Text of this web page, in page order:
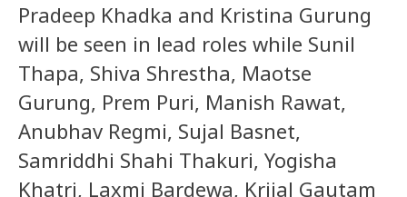
Pradeep Khadka and Kristina Gurung
will be seen in lead roles while Sunil
Thapa, Shiva Shrestha, Maotse
Gurung, Prem Puri, Manish Rawat,
Anubhav Regmi, Sujal Basnet,
Samriddhi Shahi Thakuri, Yogisha
Khatri, Laxmi Bardewa, Krijal Gautam